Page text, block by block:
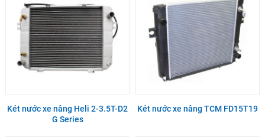
Két nước xe nâng Heli 2-3.5T-D2
G Series
Két nước xe nâng TCM FD15T19